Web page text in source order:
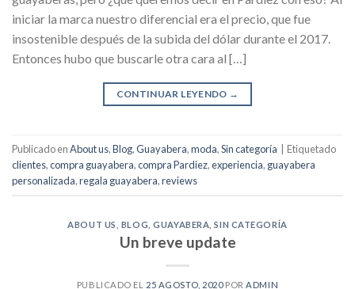
iniciar la marca nuestro diferencial era el precio, que fue
insostenible después de la subida del dólar durante el 2017.
Entonces hubo que buscarle otra cara al […]
CONTINUAR LEYENDO →
Publicado enAbout us,Blog,Guayabera,moda,Sin categoría
Etiquetado
clientes,compra guayabera,compra Pardiez,experiencia, guayabera
personalizada,regala guayabera,reviews
ABOUT US BLOG ,GUAYABERA ,SIN CATEGORÍA
Un breve update
PUBLICADO EL 25 AGOSTO, 2020PORADMIN